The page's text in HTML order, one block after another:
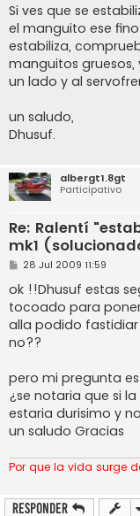
Si ves que se
el manguito ese
estabiliza,
manguitos
un lado y al
un saludo,
Dhusuf.
albergt1.8gt
Participativo
Re: Ralentí
mk1
M
n
s
a
j
e
28 Jul 2009 11:59
ok !!Dhusuf estas
tocoado para
alla podido
no??
pero mi pregunta
¿se notaria que si
estaria durisimo y
un saludo Gracias
Por que la vida surge
Responder